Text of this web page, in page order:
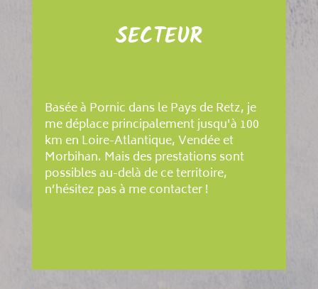
SECTEUR
Basée à Pornic dans le Pays de Retz, je
me déplace principalement jusqu'à 100
km en Loire-Atlantique, Vendée et
Morbihan. Mais des prestations sont
possibles au-delà de ce territoire,
n’hésitez pas à me contacter !